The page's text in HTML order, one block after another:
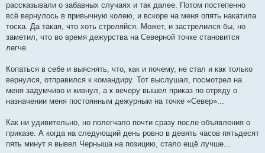
рассказывали о забавных случаях и так далее. Потом постепенно
всё вернулось в привычную колею, и вскоре на меня опять накатила
тоска. Да такая, что хоть стреляйся. Может, и застрелился бы, но
заметил, что во время дежурства на Северной точке становится
легче.
Копаться в себе и выяснять, что, как и почему, не стал и как только
вернулся, отправился к командиру. Тот выслушал, посмотрел на
меня задумчиво и кивнул, а к вечеру вышел приказ по отряду о
назначении меня постоянным дежурным на точке «Север»...
Как ни удивительно, но полегчало почти сразу после объявления о
приказе. А когда на следующий день ровно в девять часов пятьдесят
пять минут я вывел Черныша на позицию, стало ещё лучше...